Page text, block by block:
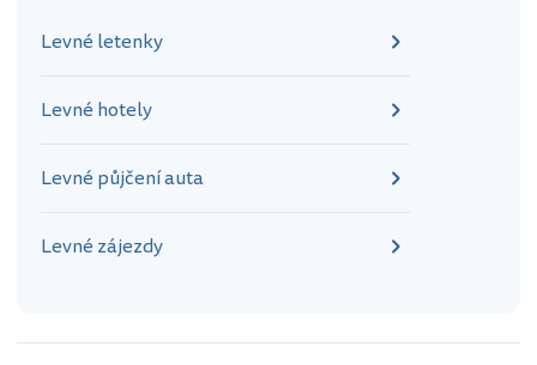
Levné letenky
Levné hotely
Levné půjčení auta
Levné zájezdy